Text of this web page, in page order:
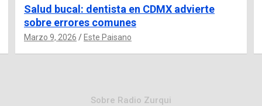
Salud bucal: dentista en CDMX advierte
sobre errores comunes
Marzo 9, 2026 Este Paisano
Sobre Radio Zurqui